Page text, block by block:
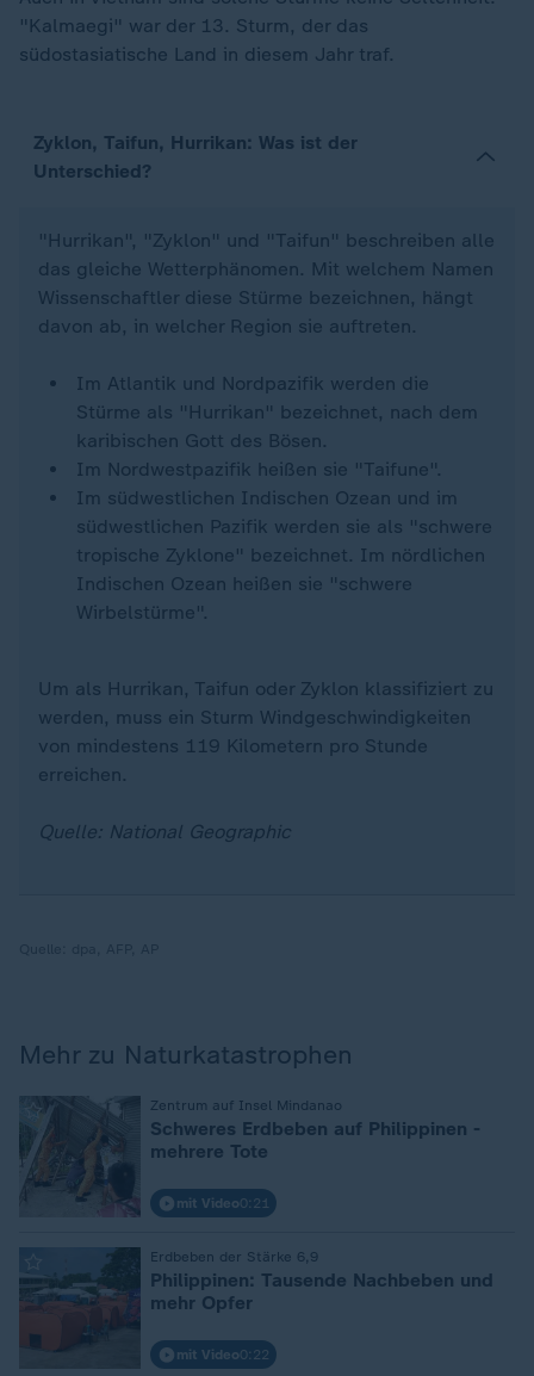
"Kalmaegi" war der 13. Sturm, der das
südostasiatische Land in diesem Jahr traf.
Zyklon, Taifun, Hurrikan: Was ist der
Unterschied?
"Hurrikan", "Zyklon" und "Taifun" beschreiben alle
das gleiche Wetterphänomen. Mit welchem Namen
Wissenschaftler diese Stürme bezeichnen, hängt
davon ab, in welcher Region sie auftreten.
Im Atlantik und Nordpazifik werden die
Stürme als "Hurrikan" bezeichnet, nach dem
karibischen Gott des Bösen.
Im Nordwestpazifik heißen sie "Taifune".
Im südwestlichen Indischen Ozean und im
südwestlichen Pazifik werden sie als "schwere
tropische Zyklone" bezeichnet. Im nördlichen
Indischen Ozean heißen sie "schwere
Wirbelstürme".
Um als Hurrikan, Taifun oder Zyklon klassifiziert zu
werden, muss ein Sturm Windgeschwindigkeiten
von mindestens 119 Kilometern pro Stunde
erreichen.
Quelle: National Geographic
Mehr zu Naturkatastrophen
Zentrum auf Insel Mindanao
Schweres Erdbeben auf Philippinen -
mehrere Tote
mit Video0:21
Erdbeben der Stärke 6,9
Philippinen: Tausende Nachbeben und
mehr Opfer
mit Video0:22